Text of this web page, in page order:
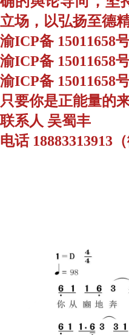
立场，以弘扬至德
渝ICP备 15011658
渝ICP备 15011658
渝ICP备 15011658
只要你是正能量的
联系人 吴蜀丰
电话 18883313913